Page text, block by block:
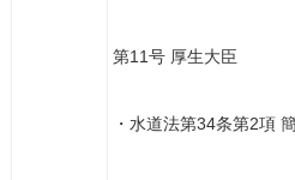
第11号 厚生大臣
・水道法第34条第2項